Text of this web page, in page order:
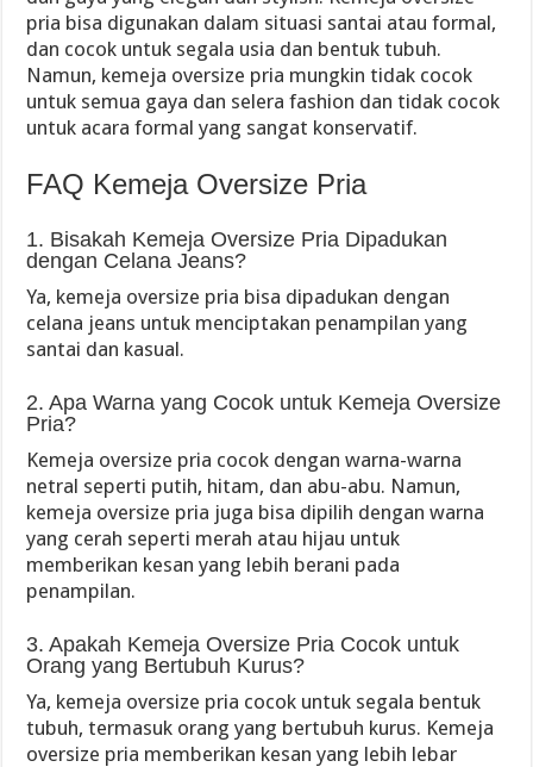
pria bisa digunakan dalam situasi santai atau formal,
dan cocok untuk segala usia dan bentuk tubuh.
Namun, kemeja oversize pria mungkin tidak cocok
untuk semua gaya dan selera fashion dan tidak cocok
untuk acara formal yang sangat konservatif.
FAQ Kemeja Oversize Pria
1. Bisakah Kemeja Oversize Pria Dipadukan
dengan Celana Jeans?
Ya, kemeja oversize pria bisa dipadukan dengan
celana jeans untuk menciptakan penampilan yang
santai dan kasual.
2. Apa Warna yang Cocok untuk Kemeja Oversize
Pria?
Kemeja oversize pria cocok dengan warna-warna
netral seperti putih, hitam, dan abu-abu. Namun,
kemeja oversize pria juga bisa dipilih dengan warna
yang cerah seperti merah atau hijau untuk
memberikan kesan yang lebih berani pada
penampilan.
3. Apakah Kemeja Oversize Pria Cocok untuk
Orang yang Bertubuh Kurus?
Ya, kemeja oversize pria cocok untuk segala bentuk
tubuh, termasuk orang yang bertubuh kurus. Kemeja
oversize pria memberikan kesan yang lebih lebar